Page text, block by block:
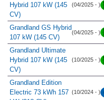
Hybrid 107 kW (145
CV)
(04/2025 - )
Grandland GS Hybrid
107 kW (145 CV)
(04/2025 - )
Grandland Ultimate
Hybrid 107 kW (145
CV)
(10/2025 - )
Grandland Edition
Electric 73 kWh 157 (10/2024 - )